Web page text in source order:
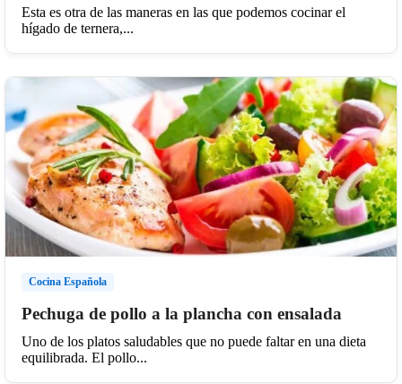
Esta es otra de las maneras en las que podemos cocinar el
hígado de ternera,...
Cocina Española
Pechuga de pollo a la plancha con ensalada
Uno de los platos saludables que no puede faltar en una dieta
equilibrada. El pollo...